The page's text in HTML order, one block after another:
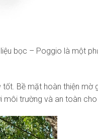
bọc – Poggio là một
Bề mặt hoàn thiện
môi trường và an toàn